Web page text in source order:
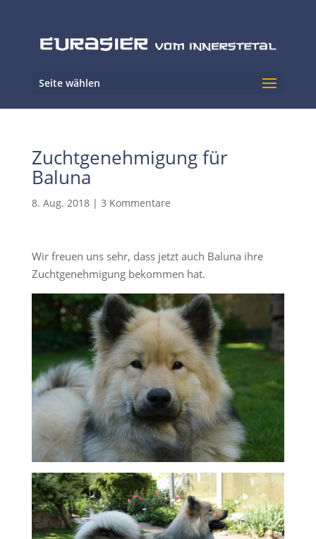
Seite wählen
Zuchtgenehmigung für
Baluna
8. Aug. 2018| 3 Kommentare
Wir freuen uns sehr, dass jetzt auch Baluna ihre
Zuchtgenehmigung bekommen hat.